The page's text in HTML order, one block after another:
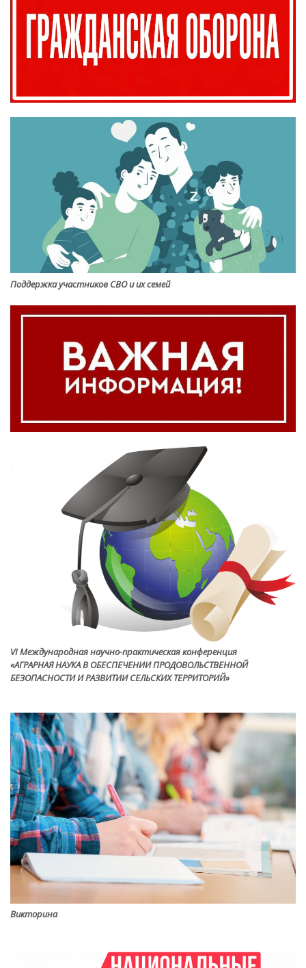
Поддержка участников СВО и их семей
VI Международная научно-практическая конференция
«АГРАРНАЯ НАУКА В ОБЕСПЕЧЕНИИ ПРОДОВОЛЬСТВЕННОЙ
БЕЗОПАСНОСТИ И РАЗВИТИИ СЕЛЬСКИХ ТЕРРИТОРИЙ»
Викторина